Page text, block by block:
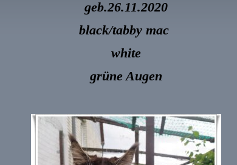
geb.26.11.2020
black/tabby mac
white
grüne Augen